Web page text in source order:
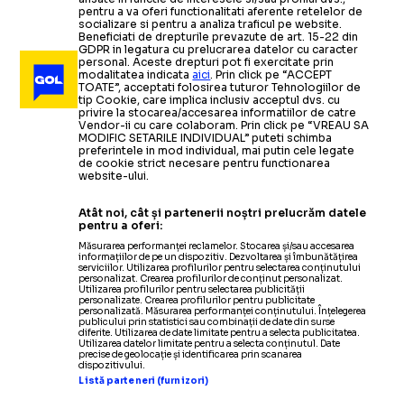
pentru a va oferi functionalitati aferente retelelor de
socializare si pentru a analiza traficul pe website.
Beneficiati de drepturile prevazute de art. 15-22 din
GDPR in legatura cu prelucrarea datelor cu caracter
personal. Aceste drepturi pot fi exercitate prin
modalitatea indicataaici. Prin click pe “ACCEPT
TOATE”, acceptati folosirea tuturor Tehnologiilor de
tip Cookie, care implica inclusiv acceptul dvs. cu
privire la stocarea/accesarea informatiilor de catre
Vendor-ii cu care colaboram. Prin click pe “VREAU SA
MODIFIC SETARILE INDIVIDUAL” puteti schimba
preferintele in mod individual, mai putin cele legate
de cookie strict necesare pentru functionarea
website-ului.
Atât noi, cât și partenerii noștri prelucrăm datele
pentru a oferi:
Măsurarea performanței reclamelor. Stocarea și/sau accesarea
informațiilor de pe un dispozitiv. Dezvoltarea și îmbunătățirea
serviciilor. Utilizarea profilurilor pentru selectarea conținutului
personalizat. Crearea profilurilor de conținut personalizat.
Utilizarea profilurilor pentru selectarea publicității
personalizate. Crearea profilurilor pentru publicitate
personalizată. Măsurarea performanței conținutului. Înțelegerea
publicului prin statistici sau combinații de date din surse
diferite. Utilizarea de date limitate pentru a selecta publicitatea.
Utilizarea datelor limitate pentru a selecta conținutul. Date
precise de geolocație și identificarea prin scanarea
dispozitivului.
Listă parteneri (furnizori)